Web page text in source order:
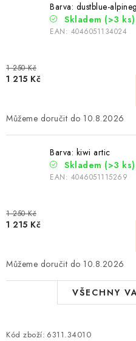
Barva: dustblue-
Skladem (>3 ks)
EAN: 4046051134024
1 250 Kč
1 215 Kč
10.8.2026
Barva: kiwi artic
Skladem (>3 ks)
EAN: 4046051115269
1 250 Kč
1 215 Kč
10.8.2026
VŠECHNY
Kód zboží: 6311.34010